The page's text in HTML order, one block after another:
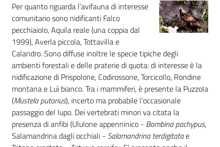
Per quanto riguarda l’avifauna di interesse
comunitario sono nidificanti Falco
pecchiaiolo, Aquila reale (una coppia dal
1999), Averla piccola, Tottavilla e
Calandro. Sono diffuse inoltre le specie tipiche degli
ambienti forestali e delle praterie di quota: di interesse è la
nidificazione di Prispolone, Codirossone, Torcicollo, Rondine
montana e Luì bianco. Tra i mammiferi, è presente la Puzzola
(Mustela putorius), incerto ma probabile l’occasionale
passaggio del lupo. Dei vertebrati minori va citata la
presenza di anfibi (Ululone appenninico - Bombina pachypus,
Salamandrina dagli occhiali - Salamandrina terdigitatae